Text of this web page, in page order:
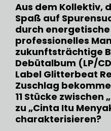
Aus dem Kollektiv,
Spaß auf
durch
professionelles
zukunftsträchtige
Debütalbum (LP/
Label Glitterbeat
Zuschlag
11 Stücke zwischen
zu „Cinta Itu
charakterisieren?